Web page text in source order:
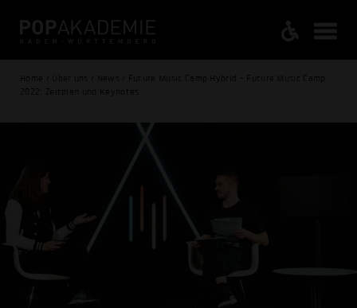
Home / Über uns / News / Future Music Camp Hybrid - Future Music Camp
2022: Zeitplan und Keynotes